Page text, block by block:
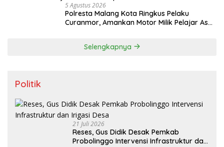
5 Agustus 2026
Polresta Malang Kota Ringkus Pelaku
Curanmor, Amankan Motor Milik Pelajar Asal
Selengkapnya
Politik
21 Juli 2026
Reses, Gus Didik Desak Pemkab
Probolinggo Intervensi Infrastruktur dan